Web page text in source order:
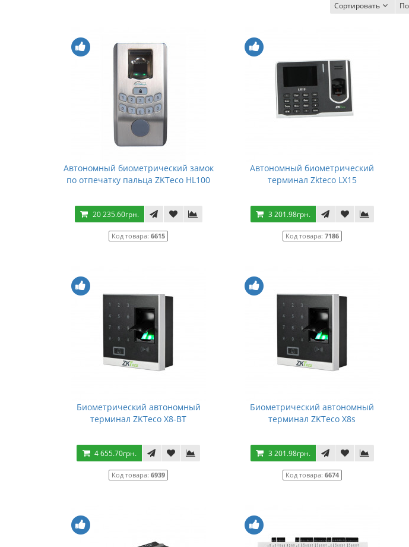
Сортировать
Автономный биометрический замок
по отпечатку пальца ZKTeco HL100
20 235.60грн.
Код товара:6615
Автономный биометрический
терминал Zkteco LX15
3 201.98грн.
Код товара: 7186
Биометрический автономный
терминал ZKTeco X8-BT
4 655.70грн.
Код товара:6939
Биометрический автономный
терминал ZKTeco X8s
3 201.98грн.
Код товара: 6674